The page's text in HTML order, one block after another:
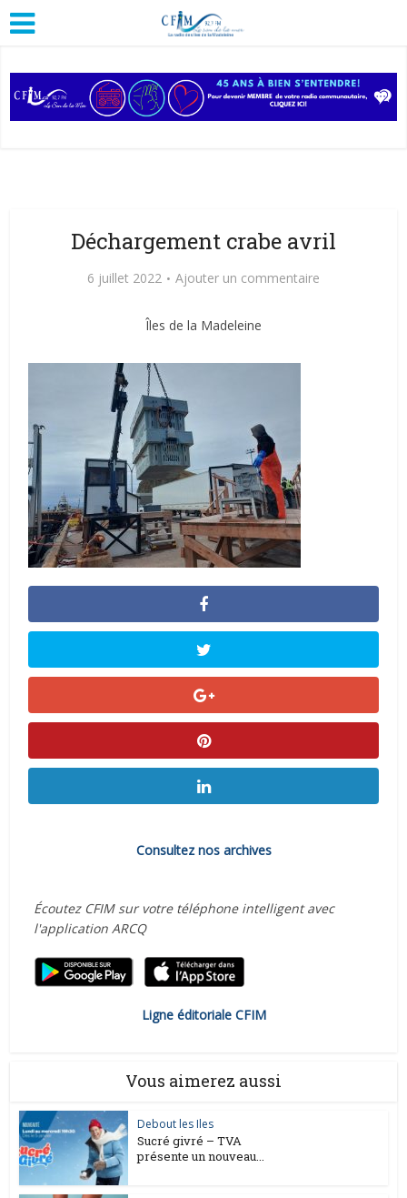
Déchargement crabe avril
6 juillet 2022 Ajouter un commentaire
Îles de la Madeleine
Consultez nos archives
Écoutez CFIM sur votre téléphone intelligent avec
l'application ARCQ
Ligne éditoriale CFIM
Vous aimerez aussi
Debout les Iles
Sucré givré – TVA
présente un nouveau...